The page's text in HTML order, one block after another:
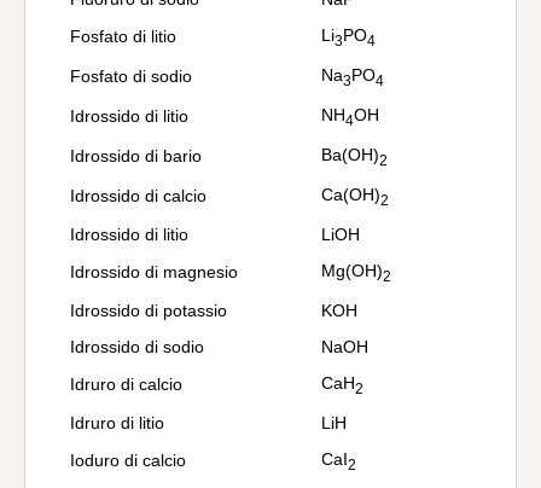
Fosfato di litio
Li3PO4
Fosfato di sodio Na3PO4
Idrossido di litio NH4OH
Idrossido di bario Ba(OH)2
Idrossido di calcio Ca(OH)2
Idrossido di litio
LiOH
Idrossido di magnesio
Mg(OH)2
Idrossido di potassio
KOH
Idrossido di sodio
NaOH
Idruro di calcio
CaH2
Idruro di litio
LiH
Ioduro di calcio
CaI2